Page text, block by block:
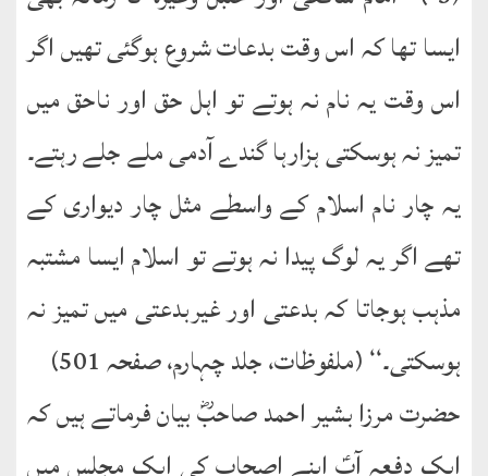
ایسا تھا کہ اس وقت بدعات شروع ہوگئی تھیں اگر
اس وقت یہ نام نہ ہوتے تو اہل حق اور ناحق میں
تمیز نہ ہوسکتی ہزارہا گندے آدمی ملے جلے رہتے۔
یہ چار نام اسلام کے واسطے مثل چار دیواری کے
تھے اگر یہ لوگ پیدا نہ ہوتے تو اسلام ایسا مشتبہ
مذہب ہوجاتا کہ بدعتی اور غیربدعتی میں تمیز نہ
ہوسکتی۔‘‘ (ملفوظات، جلد چہارم، صفحہ 501)
حضرت مرزا بشیر احمد صاحبؓ بیان فرماتے ہیں کہ
ایک دفعہ آپؑ اپنے اصحاب کی ایک مجلس میں